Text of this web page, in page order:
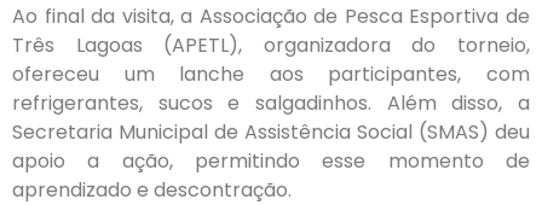
Ao final da visita, a Associação de Pesca Esportiva de
Três Lagoas (APETL), organizadora do torneio,
ofereceu um lanche aos participantes, com
refrigerantes, sucos e salgadinhos. Além disso, a
Secretaria Municipal de Assistência Social (SMAS) deu
apoio a ação, permitindo esse momento de
aprendizado e descontração.